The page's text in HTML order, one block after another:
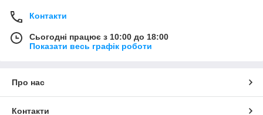
Контакти
Сьогодні працює з 10:00 до 18:00
Показати весь графік роботи
Про нас
Контакти